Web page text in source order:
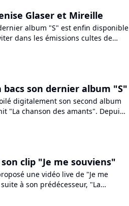
Glaser et Mireille
album "S" est enfin disponible
dans les émissions cultes de
son dernier album "S"
digitalement son second album
"La chanson des amants". Depuis,
clip "Je me souviens"
une vidéo live de "Je me
à son prédécesseur, "La
autre...